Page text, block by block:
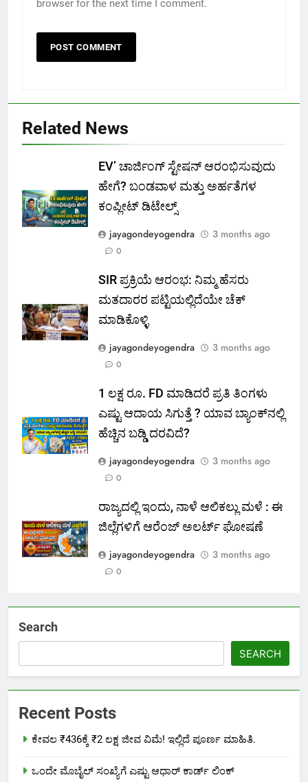
browser for the next time I comment.
Related News
EV’ ಚಾರ್ಜಿಂಗ್ ಸ್ಟೇಷನ್ ಆರಂಭಿಸುವುದು
ಹೇಗೆ? ಬಂಡವಾಳ ಮತ್ತು ಅರ್ಹತೆಗಳ
ಕಂಪ್ಲೀಟ್ ಡಿಟೇಲ್ಸ್
jayagondeyogendra
3 months ago
0
SIR ಪ್ರಕ್ರಿಯೆ ಆರಂಭ: ನಿಮ್ಮ ಹೆಸರು
ಮತದಾರರ ಪಟ್ಟಿಯಲ್ಲಿದೆಯೇ ಚೆಕ್
ಮಾಡಿಕೊಳ್ಳಿ
jayagondeyogendra
3 months ago
0
1 ಲಕ್ಷ ರೂ. FD ಮಾಡಿದರೆ ಪ್ರತಿ ತಿಂಗಳು
ಎಷ್ಟು ಆದಾಯ ಸಿಗುತ್ತೆ ? ಯಾವ ಬ್ಯಾಂಕ್‌ನಲ್ಲಿ
ಹೆಚ್ಚಿನ ಬಡ್ಡಿ ದರವಿದೆ?
jayagondeyogendra
3 months ago
0
ರಾಜ್ಯದಲ್ಲಿ ಇಂದು, ನಾಳೆ ಆಲಿಕಲ್ಲು ಮಳೆ : ಈ
ಜಿಲ್ಲೆಗಳಿಗೆ ಆರೆಂಜ್ ಅಲರ್ಟ್ ಘೋಷಣೆ
jayagondeyogendra
3 months ago
0
Search
SEARCH
Recent Posts
ಕೇವಲ ₹436ಕ್ಕೆ ₹2 ಲಕ್ಷ ಜೀವ ವಿಮೆ! ಇಲ್ಲಿದೆ ಪೂರ್ಣ ಮಾಹಿತಿ.
ಒಂದೇ ಮೊಬೈಲ್ ಸಂಖ್ಯೆಗೆ ಎಷ್ಟು ಆಧಾರ್ ಕಾರ್ಡ್ ಲಿಂಕ್